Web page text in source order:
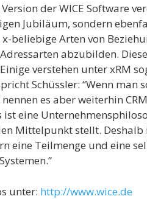
der WICE Software
Jubiläum, sondern
x-beliebige Arten von
abzubilden.
verstehen unter xRM
Schüssler: “Wenn man
es aber weiterhin
ist eine
Mittelpunkt stellt.
eine Teilmenge und eine
unter: http://www.wice.de